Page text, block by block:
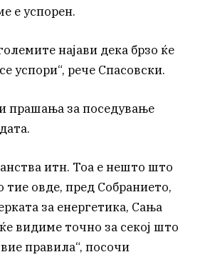
е успорен.
најави дека брзо ќе
успори“, рече Спасовски.
прашања за поседување
итн. Тоа е нешто што
овде, пред Собранието,
за енергетика, Сања
видиме точно за секој што
правила“, посочи